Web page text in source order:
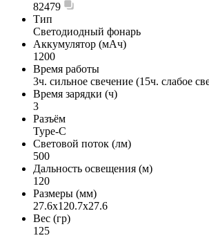
82479
Тип
Светодиодный фонарь
Аккумулятор (мАч)
1200
Время работы
3ч. сильное свечение (15ч. слабое
Время зарядки (ч)
3
Разъём
Type-C
Световой поток (лм)
500
Дальность освещения (м)
120
Размеры (мм)
27.6х120.7х27.6
Вес (гр)
125